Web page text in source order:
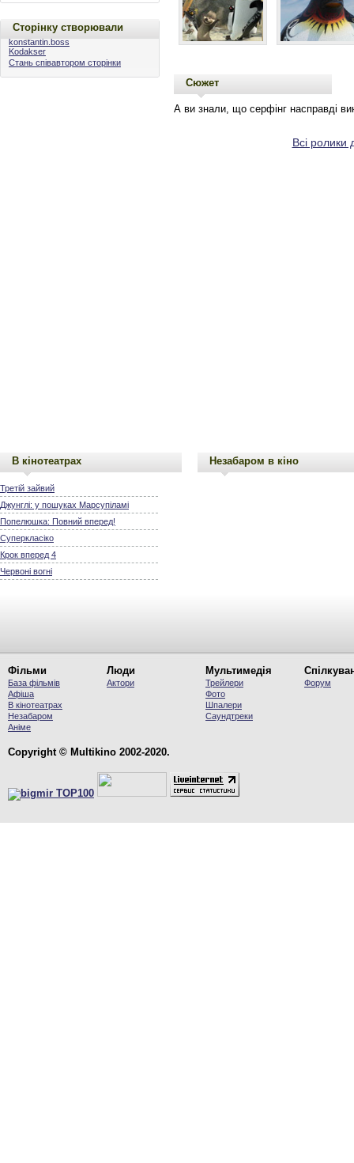
Сторінку створювали
konstantin.boss
Kodakser
Стань співавтором сторінки
Сюжет
А ви знали, що серфінг насправді
Всі
В кінотеатрах
Третій зайвий
Джунглі: у пошуках Марсупіламі
Попелюшка: Повний вперед!
Суперкласіко
Крок вперед 4
Червоні вогні
Незабаром в кіно
Фільми
База фільмів
Афіша
В кінотеатрах
Незабаром
Аніме
Люди
Актори
Мультимедія
Трейлери
Фото
Шпалери
Саундтреки
Форум
Copyright © Multikino 2002-2020.